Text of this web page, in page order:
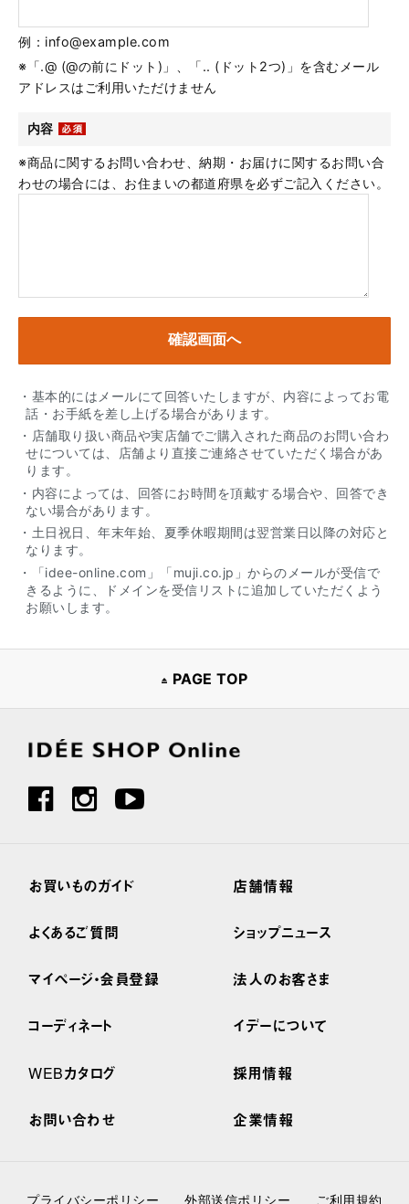
例：info@example.com
※「.@ (@の前にドット)」、「.. (ドット2つ)」を含むメール
アドレスはご利用いただけません
内容
※商品に関するお問い合わせ、納期・お届けに関するお問い合
わせの場合には、お住まいの都道府県を必ずご記入ください。
・基本的にはメールにて回答いたしますが、内容によってお電
話・お手紙を差し上げる場合があります。
・店舗取り扱い商品や実店舗でご購入された商品のお問い合わ
せについては、店舗より直接ご連絡させていただく場合があ
ります。
・内容によっては、回答にお時間を頂戴する場合や、回答でき
ない場合があります。
・土日祝日、年末年始、夏季休暇期間は翌営業日以降の対応と
なります。
・「idee-online.com」「muji.co.jp」からのメールが受信で
きるように、ドメインを受信リストに追加していただくよう
お願いします。
PAGE TOP
お買いものガイド
よくあるご質問
マイページ・会員登録
コーディネート
WEBカタログ
お問い合わせ
店舗情報
ショップニュース
法人のお客さま
イデーについて
採用情報
企業情報
プライバシーポリシー 外部送信ポリシー ご利用規約